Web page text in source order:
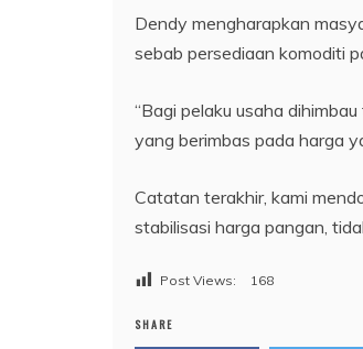
Dendy mengharapkan
sebab persediaan komoditi
“Bagi pelaku usaha
yang berimbas pada harga
Catatan terakhir, kami
stabilisasi harga pangan,
Post Views: 168
SHARE